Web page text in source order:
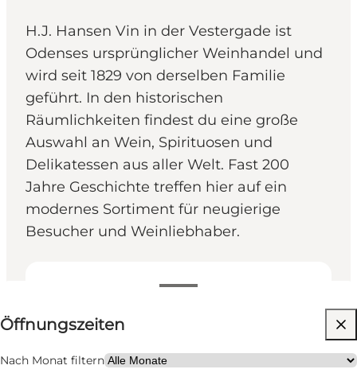
H.J. Hansen Vin in der Vestergade ist
Odenses ursprünglicher Weinhandel und
wird seit 1829 von derselben Familie
geführt. In den historischen
Räumlichkeiten findest du eine große
Auswahl an Wein, Spirituosen und
Delikatessen aus aller Welt. Fast 200
Jahre Geschichte treffen hier auf ein
modernes Sortiment für neugierige
Besucher und Weinliebhaber.
Öffnungszeiten anzeigen
Öffnungszeiten
Nach Monat filtern
Website besuchen